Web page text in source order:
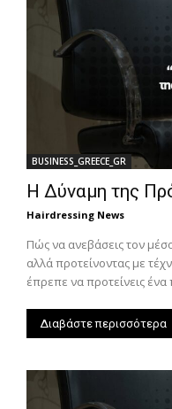
BUSINESS_GREECE_GR
Η Δύναμη της
Hairdressing News
Πώς να ανεβάσεις τον
αλλά προτείνοντας με
έπρεπε να προτείνεις ένα
Διαβάστε περισσότερα